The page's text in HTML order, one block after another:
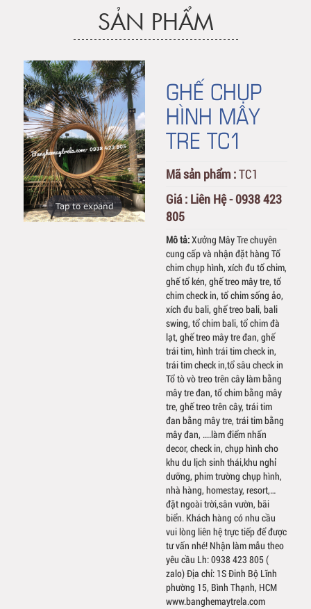
SẢN PHẨM
Tap to expand
GHẾ CHỤP
HÌNH MÂY
TRE TC1
Mã sản phẩm :TC1
Giá : Liên Hệ - 0938 423
805
Mô tả:Xưởng Mây Tre chuyên
cung cấp và nhận đặt hàng Tổ
chim chụp hình, xích đu tổ chim,
ghế tổ kén, ghế treo mây tre, tổ
chim check in, tổ chim sống ảo,
xích đu bali, ghế treo bali, bali
swing, tổ chim bali, tổ chim đà
lạt, ghế treo mây tre đan, ghế
trái tim, hình trái tim check in,
trái tim check in,tổ sâu check in
Tổ tò vò treo trên cây làm bằng
mây tre đan, tổ chim bằng mây
tre, ghế treo trên cây, trái tim
đan bằng mây tre, trái tim bằng
mây đan, ....làm điểm nhấn
decor, check in, chụp hình cho
khu du lịch sinh thái,khu nghỉ
dưỡng, phim trường chụp hình,
nhà hàng, homestay, resort,…
đặt ngoài trời,sân vườn, bãi
biển. Khách hàng có nhu cầu
vui lòng liên hệ trực tiếp để được
tư vấn nhé! Nhận làm mẫu theo
yêu cầu Lh: 0938 423 805 (
zalo) Địa chỉ: 1S Đinh Bộ Lĩnh
phường 15, Bình Thạnh, HCM
www.banghemaytrela.com